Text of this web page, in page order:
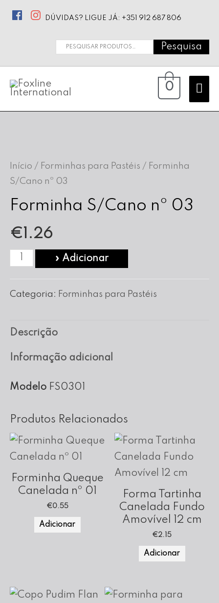
DÚVIDAS? LIGUE JÁ: +351 912 687 806
Pesquisar
Pesquisa
0
Início / Forminhas para Pastéis / Forminha
S/Cano nº 03
Forminha S/Cano nº 03
€1.26
Quantidade
Forminha
03
» Adicionar
Categoria: Forminhas para Pastéis
Descrição
Informação adicional
Modelo FS0301
Produtos Relacionados
Forminha Queque
Canelada nº 01
€0.55
Adicionar
Forma Tartinha
Canelada Fundo
Amovível 12 cm
€2.15
Adicionar